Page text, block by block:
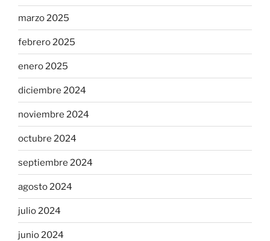
marzo 2025
febrero 2025
enero 2025
diciembre 2024
noviembre 2024
octubre 2024
septiembre 2024
agosto 2024
julio 2024
junio 2024